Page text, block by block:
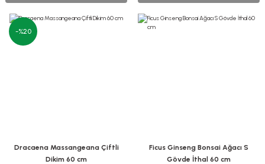
-%20
Dracaena Massangeana Çiftli
Dikim 60 cm
Ficus Ginseng Bonsai Ağacı S
Gövde İthal 60 cm